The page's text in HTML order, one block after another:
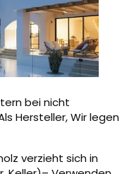
bei nicht
Hersteller, Wir legen
verzieht sich in